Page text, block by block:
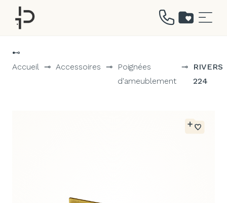
⊷
Accueil ⊸ Accessoires ⊸
Poignées
d'ameublement
⊸
RIVERS
224